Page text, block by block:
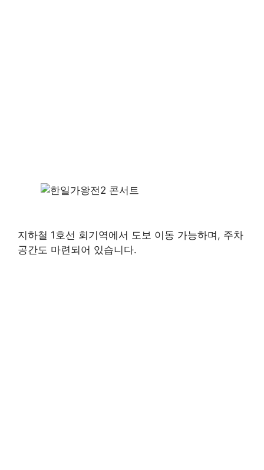
지하철 1호선 회기역에서 도보 이동 가능하며, 주차
공간도 마련되어 있습니다.